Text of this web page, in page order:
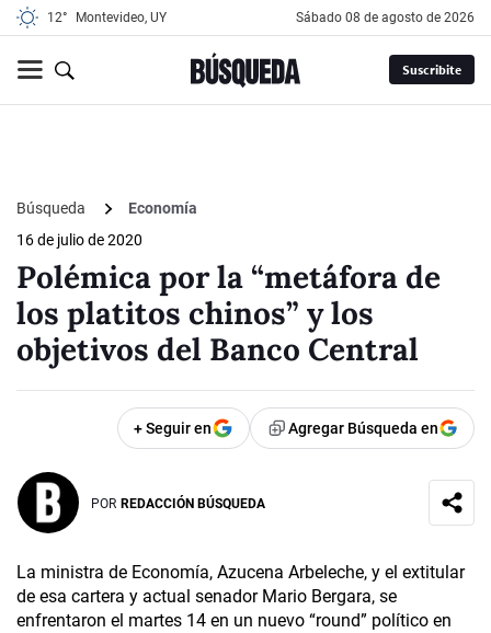
12° Montevideo, UY sábado 08 de agosto de 2026
Suscribite
Búsqueda
Economía
16 de julio de 2020
Polémica por la “metáfora de
los platitos chinos” y los
objetivos del Banco Central
+ Seguir en Agregar Búsqueda en
POR REDACCIÓN BÚSQUEDA
La ministra de Economía, Azucena Arbeleche, y el extitular
de esa cartera y actual senador Mario Bergara, se
enfrentaron el martes 14 en un nuevo “round” político en